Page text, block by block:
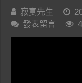
寂寞先生
發表留言